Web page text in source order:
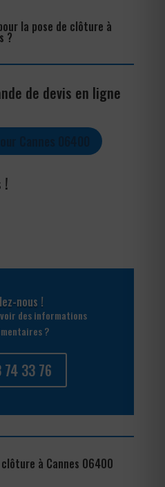
la pose de clôture à
?
de devis en ligne
!
nous !
des informations
?
33 76
à Cannes 06400